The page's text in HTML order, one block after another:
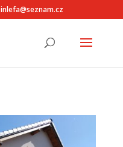
inlefa@seznam.cz